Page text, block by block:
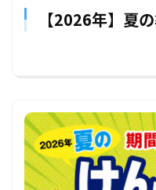
【2026年】夏